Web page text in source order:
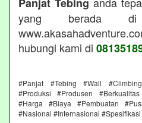
yang berada
hubungi kami di
#Panjat #Tebing #Wall
#Produksi #Produsen
#Harga #Biaya #Pembuatan
#Nasional #Internasional